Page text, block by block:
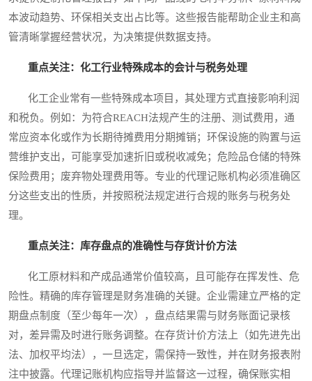
本波动趋势、环保相关支出占比等。这些报告能帮助企业主和高
管清晰掌握经营状况，为决策提供数据支持。
重点关注：化工行业特殊成本的会计与税务处理
化工企业常有一些特殊成本项目，其处理方式直接影响利润
和税负。例如：为符合REACH法规产生的注册、测试费用，通
常应资本化或作为长期待摊费用分期摊销；环保设施的购置与运
营维护支出，可能享受加速折旧或税收减免；危险品仓储的特殊
保险费用；废弃物处理费用等。专业的代理记账机构必须准确区
分这些支出的性质，并按照税法规定进行合规的账务与税务处
理。
重点关注：库存盘点的准确性与存货计价方法
化工原材料和产成品通常价值较高，且可能存在挥发性、危
险性。精确的库存管理是财务准确的关键。企业需建立严格的定
期盘点制度（至少每年一次），盘点结果需与财务账面记录核
对，差异需及时进行账务调整。在存货计价方法上（如先进先出
法、加权平均法），一旦选定，需保持一致性，并在财务报表附
注中披露。代理记账机构应指导并监督这一过程，确保账实相